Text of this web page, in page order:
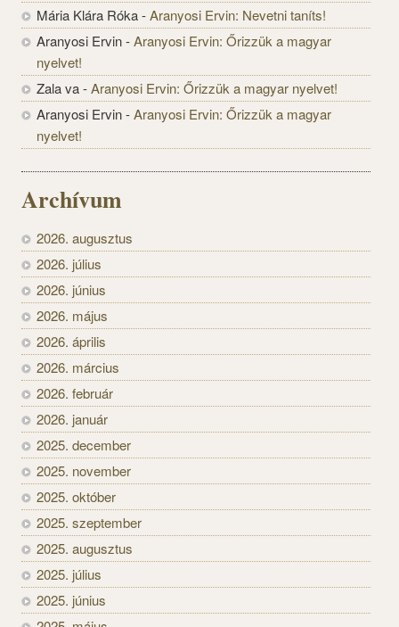
Mária Klára Róka-Aranyosi Ervin: Nevetni taníts!
Aranyosi Ervin-Aranyosi Ervin: Őrizzük a magyar
nyelvet!
Zala va-Aranyosi Ervin: Őrizzük a magyar nyelvet!
Aranyosi Ervin-Aranyosi Ervin: Őrizzük a magyar
nyelvet!
Archívum
2026. augusztus
2026. július
2026. június
2026. május
2026. április
2026. március
2026. február
2026. január
2025. december
2025. november
2025. október
2025. szeptember
2025. augusztus
2025. július
2025. június